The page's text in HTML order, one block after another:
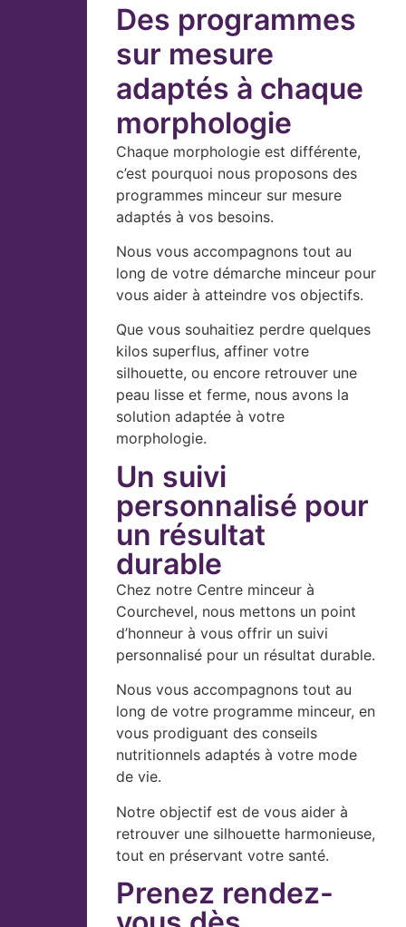
Des programmes
sur mesure
adaptés à chaque
morphologie
Chaque morphologie est différente,
c’est pourquoi nous proposons des
programmes minceur sur mesure
adaptés à vos besoins.
Nous vous accompagnons tout au
long de votre démarche minceur pour
vous aider à atteindre vos objectifs.
Que vous souhaitiez perdre quelques
kilos superflus, affiner votre
silhouette, ou encore retrouver une
peau lisse et ferme, nous avons la
solution adaptée à votre
morphologie.
Un suivi
personnalisé pour
un résultat
durable
Chez notre Centre minceur à
Courchevel, nous mettons un point
d’honneur à vous offrir un suivi
personnalisé pour un résultat durable.
Nous vous accompagnons tout au
long de votre programme minceur, en
vous prodiguant des conseils
nutritionnels adaptés à votre mode
de vie.
Notre objectif est de vous aider à
retrouver une silhouette harmonieuse,
tout en préservant votre santé.
Prenez rendez-